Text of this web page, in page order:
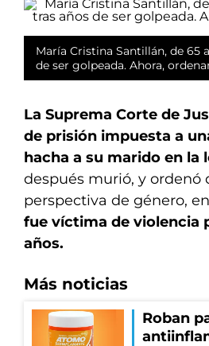
María Cristina Santillán, de 65
de ser golpeada. Ahora,
La Suprema Corte de
de prisión impuesta a
hacha a su marido en la
después murió, y ordenó
perspectiva de género,
fue víctima de violencia
años.
Más noticias
Roban